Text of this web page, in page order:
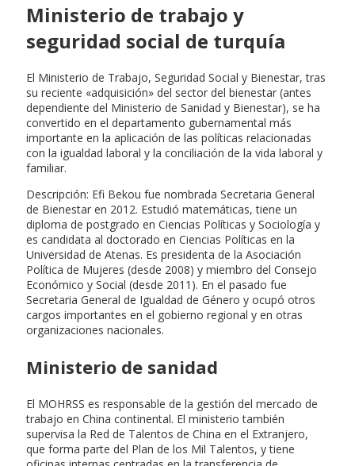
Ministerio de trabajo y
seguridad social de turquía
El Ministerio de Trabajo, Seguridad Social y Bienestar, tras
su reciente «adquisición» del sector del bienestar (antes
dependiente del Ministerio de Sanidad y Bienestar), se ha
convertido en el departamento gubernamental más
importante en la aplicación de las políticas relacionadas
con la igualdad laboral y la conciliación de la vida laboral y
familiar.
Descripción: Efi Bekou fue nombrada Secretaria General
de Bienestar en 2012. Estudió matemáticas, tiene un
diploma de postgrado en Ciencias Políticas y Sociología y
es candidata al doctorado en Ciencias Políticas en la
Universidad de Atenas. Es presidenta de la Asociación
Política de Mujeres (desde 2008) y miembro del Consejo
Económico y Social (desde 2011). En el pasado fue
Secretaria General de Igualdad de Género y ocupó otros
cargos importantes en el gobierno regional y en otras
organizaciones nacionales.
Ministerio de sanidad
El MOHRSS es responsable de la gestión del mercado de
trabajo en China continental. El ministerio también
supervisa la Red de Talentos de China en el Extranjero,
que forma parte del Plan de los Mil Talentos, y tiene